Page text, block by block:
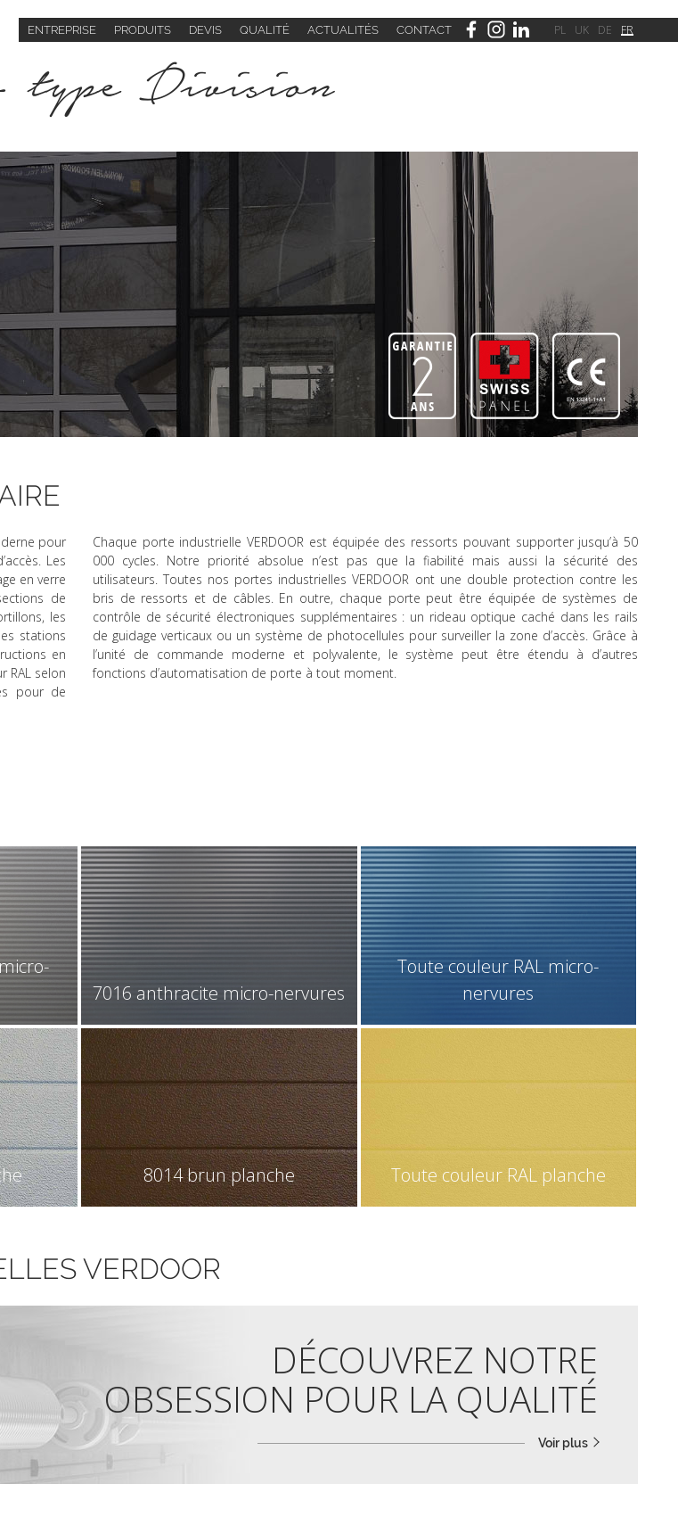
ENTREPRISE PRODUITS DEVIS QUALITÉ ACTUALITÉS CONTACT PL UK DE FR
type Division
pour
Les
en verre
de
les
stations
en
RAL selon
pour de
Chaque porte industrielle VERDOOR est équipée des ressorts pouvant supporter jusqu’à 50
000 cycles. Notre priorité absolue n’est pas que la fiabilité mais aussi la sécurité des
utilisateurs. Toutes nos portes industrielles VERDOOR ont une double protection contre les
bris de ressorts et de câbles. En outre, chaque porte peut être équipée de systèmes de
contrôle de sécurité électroniques supplémentaires : un rideau optique caché dans les rails
de guidage verticaux ou un système de photocellules pour surveiller la zone d’accès. Grâce à
l’unité de commande moderne et polyvalente, le système peut être étendu à d’autres
fonctions d’automatisation de porte à tout moment.
7016 anthracite micro-nervures
Toute couleur RAL micro-
nervures
8014 brun planche Toute couleur RAL planche
VERDOOR
DÉCOUVREZ NOTRE
OBSESSION POUR LA QUALITÉ
Voir plus